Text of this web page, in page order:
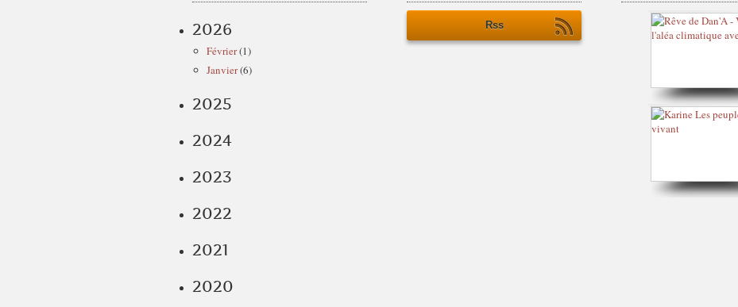
2026
Février(1)
Janvier(6)
2025
2024
2023
2022
2021
2020
Rss